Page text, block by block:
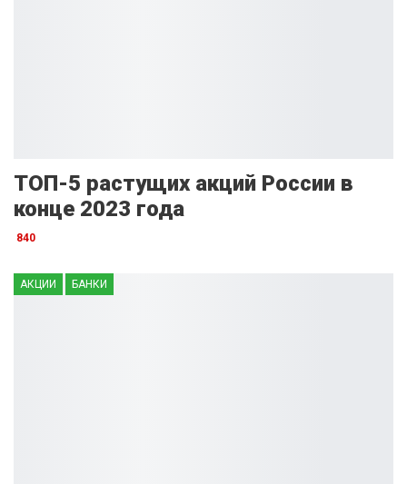
ТОП-5 растущих акций России в
конце 2023 года
840
АКЦИИ БАНКИ